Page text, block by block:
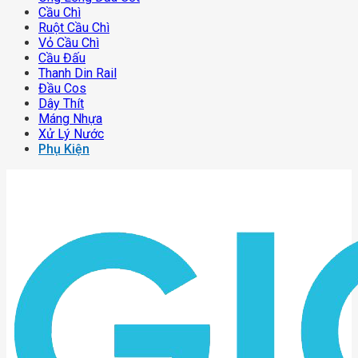
Cầu Chì
Ruột Cầu Chì
Vỏ Cầu Chì
Cầu Đấu
Thanh Din Rail
Đầu Cos
Dây Thít
Máng Nhựa
Xử Lý Nước
Phụ Kiện